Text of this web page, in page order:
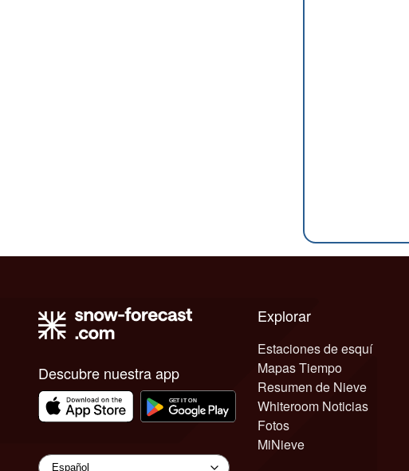
Descubre nuestra app
Explorar
Estaciones de esquí
Mapas Tiempo
Resumen de Nieve
Whiteroom Noticias
Fotos
MiNieve